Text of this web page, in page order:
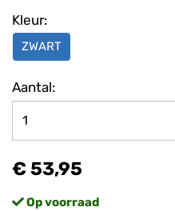
Kleur:
ZWART
Aantal:
€ 53,95
Op voorraad